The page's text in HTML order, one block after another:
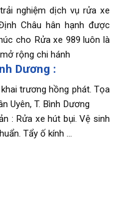
nghiệm dịch vụ rửa xe
Châu hân hạnh được
cho Rửa xe 989 luôn là
rộng chi hánh
Dương :
trương hồng phát. Tọa
Uyên, T. Bình Dương
: Rửa xe hút bụi. Vệ sinh
Tẩy ố kính …